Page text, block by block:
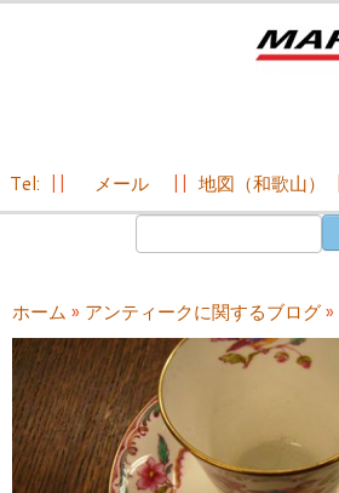
ン
ツ
へ
キ
ッ
プ
Tel: メール 地図（和歌山）
ホーム » アンティークに関するブログ»